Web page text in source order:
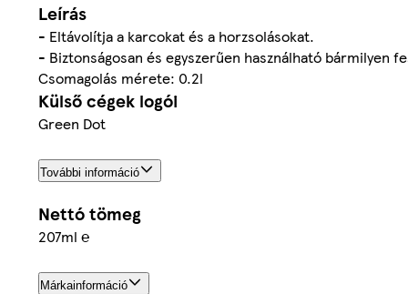
Leírás
- Eltávolítja a karcokat és a horzsolásokat.
- Biztonságosan és egyszerűen használható bármilyen
Csomagolás mérete: 0.2l
Külső cégek logói
Green Dot
További információ
Nettó tömeg
207ml ℮
Márkainformáció